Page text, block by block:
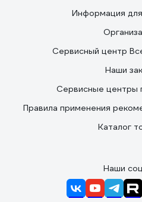
Информация
Сервисный центр
Наши
Сервисные центры
Правила применения
Каталог
Наши